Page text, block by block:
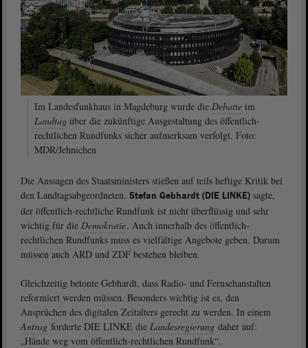
Im Landesfunkhaus in Magdeburg wurde die Debatte im
Landtag über die zukünftige Ausgestaltung des öffentlich-
rechtlichen Rundfunks sicher aufmerksam verfolgt. Foto:
MDR/Jehnichen
Die Aussagen des Staatsministers stießen auf teils heftige Kritik bei
den Landtagsabgeordneten. Stefan Gebhardt (DIE LINKE) sagte,
der öffentlich-rechtliche Rundfunk ist nicht überflüssig und sehr
wichtig für die Demokratie. Auch innerhalb des öffentlich-
rechtlichen Rundfunks muss es vielfältige Angebote geben. Darum
müssen auch ARD und ZDF bestehen bleiben.
Gleichzeitig betonte Gebhardt, dass Radio- und Fernsehanstalten
reformiert werden müssen. Besonders wichtig ist es, den
Ansprüchen des digitalen Zeitalters gerecht zu werden. In einem
Antrag forderte DIE LINKE die Landesregierung daher auf:
„Hände weg vom öffentlich-rechtlichen Rundfunk“.